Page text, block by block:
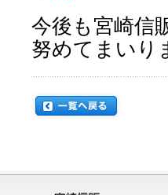
今後も宮崎信
努めてまいり